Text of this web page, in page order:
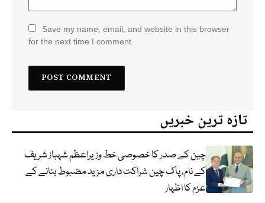
Save my name, email, and website in this browser
for the next time I comment.
تازہ ترین خبریں
چین کے صدر کا خصوصی خط وزیراعظم شہباز شریف
کے نام، پاک چین شراکت داری مزید مضبوط بنانے کے
عزم کا اظہار